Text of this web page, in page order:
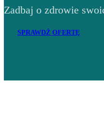
Zadbaj o zdrowie
SPRAWDŹ OFERTĘ